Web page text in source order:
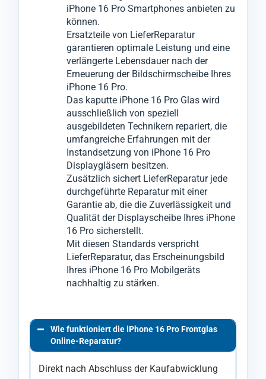
Zustimmung notwendige Reparaturen,
Wechsel oder Tausch an anderen
Komponenten vornehmen.
Diese Premiumgläser wurden von uns auf
Qualität und Leistung an vielen iPhone 16
Pro Geräten empirisch getestet.
Für den Glas-Austausch wenden wir ein
innovatives Verfahren an, bei dem wir das
zerbrochene Glas vom iPhone 16 Pro
entfernen können, ohne das darunter
liegende LCD- oder OLED-Display zu
beschädigen.
Anschließend montieren wir in einem
weiteren speziellen Verfahren das neue Glas
an das Display-Modul vom iPhone 16 Pro.
iPhone 16 Pro Smartphones anbieten zu
können.
Ersatzteile von LieferReparatur
garantieren optimale Leistung und eine
verlängerte Lebensdauer nach der
Erneuerung der Bildschirmscheibe Ihres
iPhone 16 Pro.
Das kaputte iPhone 16 Pro Glas wird
ausschließlich von speziell
ausgebildeten Technikern repariert, die
umfangreiche Erfahrungen mit der
Instandsetzung von iPhone 16 Pro
Displaygläsern besitzen.
Zusätzlich sichert LieferReparatur jede
durchgeführte Reparatur mit einer
Garantie ab, die die Zuverlässigkeit und
Qualität der Displayscheibe Ihres iPhone
16 Pro sicherstellt.
Mit diesen Standards verspricht
LieferReparatur, das Erscheinungsbild
Ihres iPhone 16 Pro Mobilgeräts
nachhaltig zu stärken.
Wie funktioniert die iPhone 16 Pro Frontglas
Online-Reparatur?
Direkt nach Abschluss der Kaufabwicklung